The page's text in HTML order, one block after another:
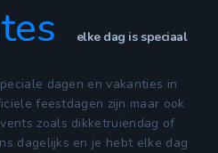
elke dag is speciaal
dagen en vakanties in
feestdagen zijn maar ook
zoals dikketruiendag of
dagelijks en je hebt elke dag